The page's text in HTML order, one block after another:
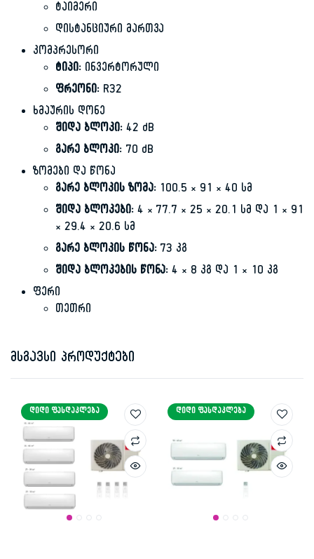
ტაიმერი
დისტანციური მართვა
კომპრესორი
ტიპი:ინვერტორული
ფრეონი:R32
ხმაურის დონე
შიდა ბლოკი:42 dB
გარე ბლოკი:70 dB
ზომები და წონა
გარე ბლოკის ზომა:100.5 × 91 × 40 სმ
შიდა ბლოკები:4 × 77.7 × 25 × 20.1 სმ და 1 × 91
× 29.4 × 20.6 სმ
გარე ბლოკის წონა:73 კგ
შიდა ბლოკების წონა: 4 × 8 კგ და 1 × 10 კგ
ფერი
თეთრი
მსგავსი პროდუქტები
ᲓᲘᲓᲘ ᲤᲐᲡᲓᲐᲙᲚᲔᲑᲐ ᲓᲘᲓᲘ ᲤᲐᲡᲓᲐᲙᲚᲔᲑᲐ